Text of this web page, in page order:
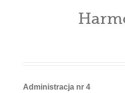
Administracja nr 4